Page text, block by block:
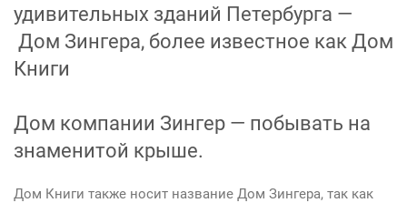
удивительных зданий Петербурга —
Дом Зингера, более известное как Дом
Книги
Дом компании Зингер — побывать на
знаменитой крыше.
Дом Книги также носит название Дом Зингера, так как